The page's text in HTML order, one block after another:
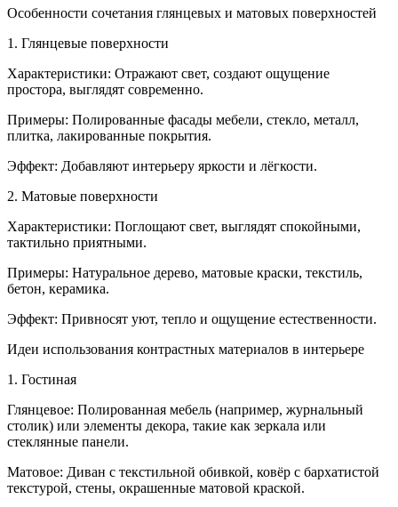
Особенности сочетания глянцевых и матовых поверхностей
1. Глянцевые поверхности
Характеристики: Отражают свет, создают ощущение
простора, выглядят современно.
Примеры: Полированные фасады мебели, стекло, металл,
плитка, лакированные покрытия.
Эффект: Добавляют интерьеру яркости и лёгкости.
2. Матовые поверхности
Характеристики: Поглощают свет, выглядят спокойными,
тактильно приятными.
Примеры: Натуральное дерево, матовые краски, текстиль,
бетон, керамика.
Эффект: Привносят уют, тепло и ощущение естественности.
Идеи использования контрастных материалов в интерьере
1. Гостиная
Глянцевое: Полированная мебель (например, журнальный
столик) или элементы декора, такие как зеркала или
стеклянные панели.
Матовое: Диван с текстильной обивкой, ковёр с бархатистой
текстурой, стены, окрашенные матовой краской.